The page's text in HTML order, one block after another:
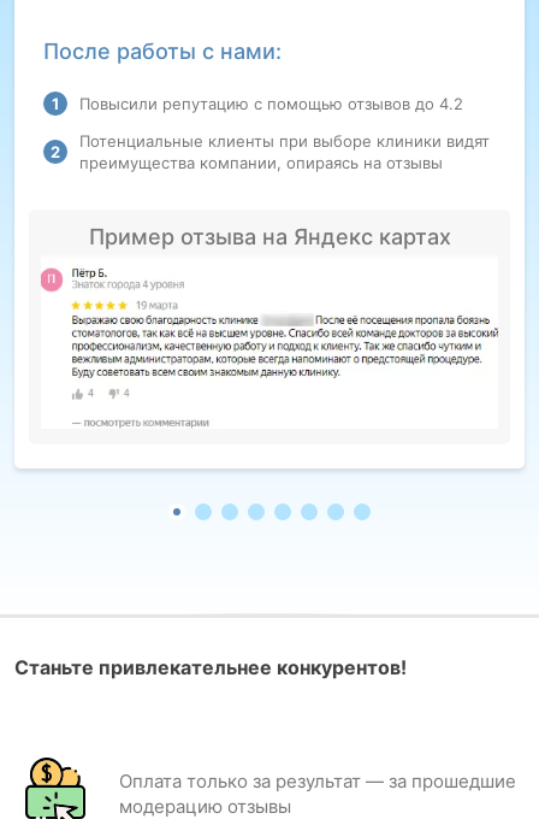
После работы с нами:
Повысили репутацию с помощью отзывов до 4.2
Потенциальные клиенты при выборе клиники видят
преимущества компании, опираясь на отзывы
Пример отзыва на Яндекс картах
Станьте привлекательнее конкурентов!
Оплата только за результат — за прошедшие
модерацию отзывы